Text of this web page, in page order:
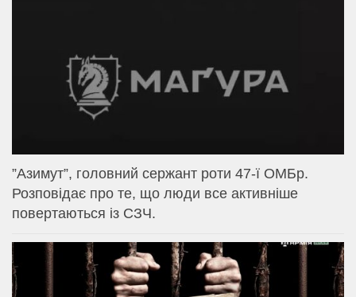
⁨”Азимут”, головний сержант роти 47-ї ОМБр.
Розповідає про те, що люди все активніше
повертаються із СЗЧ.